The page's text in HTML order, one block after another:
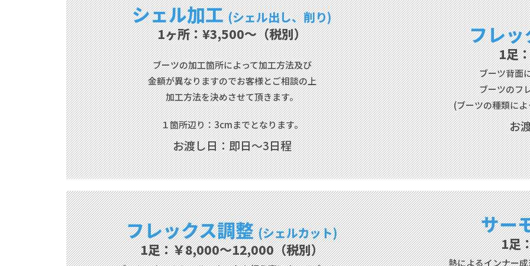
シェル加工(シェル出し、削り)
1ヶ所：¥3,500〜（税別）
ブーツの加工箇所によって加工方法及び
金額が異なりますのでお客様とご相談の上
加工方法を決めさせて頂きます。
１箇所辺り：3cmまでとなります。
お渡し日：即日～3日程
フレ
1足
ブーツ背面
ブーツのフ
(ブーツの種類によ
お
フレックス調整(シェルカット)
1足：￥8,000〜12,000（税別）
サー
1足
熱によるインナー